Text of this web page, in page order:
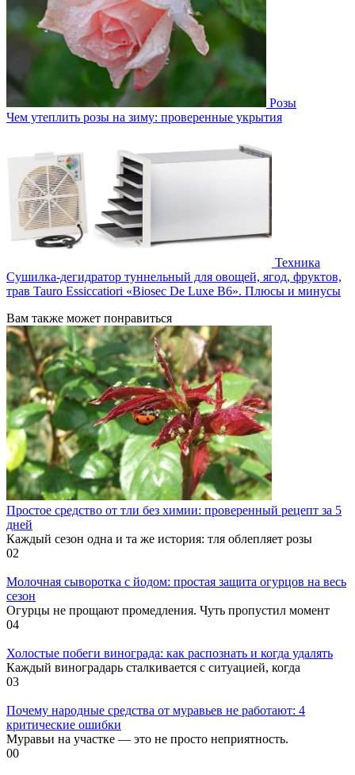
Розы
Чем утеплить розы на зиму: проверенные укрытия
Техника
Сушилка-дегидратор туннельный для овощей, ягод, фруктов,
трав Tauro Essiccatiori «Biosec De Luxe B6». Плюсы и минусы
Вам также может понравиться
Простое средство от тли без химии: проверенный рецепт за 5
дней
Каждый сезон одна и та же история: тля облепляет розы
02
Молочная сыворотка с йодом: простая защита огурцов на весь
сезон
Огурцы не прощают промедления. Чуть пропустил момент
04
Холостые побеги винограда: как распознать и когда удалять
Каждый виноградарь сталкивается с ситуацией, когда
03
Почему народные средства от муравьев не работают: 4
критические ошибки
Муравьи на участке — это не просто неприятность.
00